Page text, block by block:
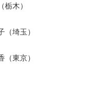
木）
埼玉）
東京）